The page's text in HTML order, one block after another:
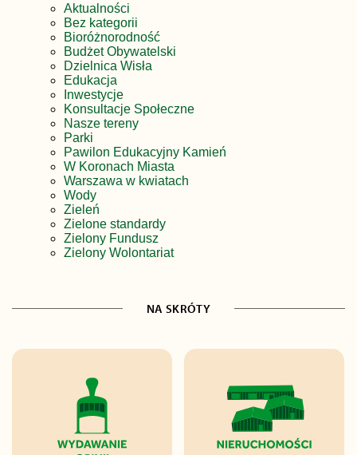
Aktualności
Bez kategorii
Bioróżnorodność
Budżet Obywatelski
Dzielnica Wisła
Edukacja
Inwestycje
Konsultacje Społeczne
Nasze tereny
Parki
Pawilon Edukacyjny Kamień
W Koronach Miasta
Warszawa w kwiatach
Wody
Zieleń
Zielone standardy
Zielony Fundusz
Zielony Wolontariat
NA SKRÓTY